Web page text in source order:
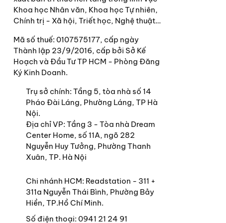
Khoa học Nhân văn, Khoa học Tự nhiên,
Chính trị - Xã hội, Triết học, Nghệ thuật…
Mã số thuế: 0107575177, cấp ngày
Thành lập 23/9/2016, cấp bởi Sở Kế
Hoạch và Đầu Tư TP HCM - Phòng Đăng
Ký Kinh Doanh.
Trụ sở chính: Tầng 5, tòa nhà số 14
Pháo Đài Láng, Phường Láng, TP Hà
Nội.
Địa chỉ VP: Tầng 3 - Tòa nhà Dream
Center Home, số 11A, ngõ 282
Nguyễn Huy Tưởng, Phường Thanh
Xuân, TP. Hà Nội
Chi nhánh HCM: Readstation - 311 +
311a Nguyễn Thái Bình, Phường Bảy
Hiền, TP.Hồ Chí Minh.
Số điện thoại: 0941 21 24 91